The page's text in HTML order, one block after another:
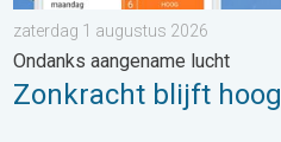
zaterdag 1 augustus 2026
Ondanks aangename lucht
Zonkracht blijft hoog